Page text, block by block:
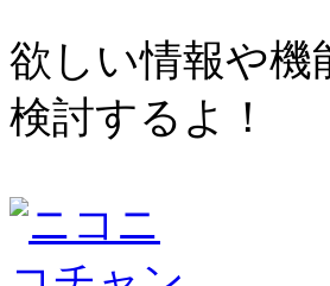
欲しい情報や機
検討するよ！